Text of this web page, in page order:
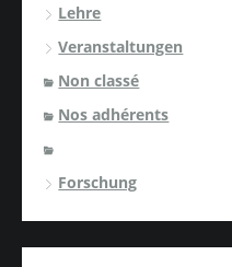
Lehre
Veranstaltungen
Non classé
Nos adhérents
Forschung